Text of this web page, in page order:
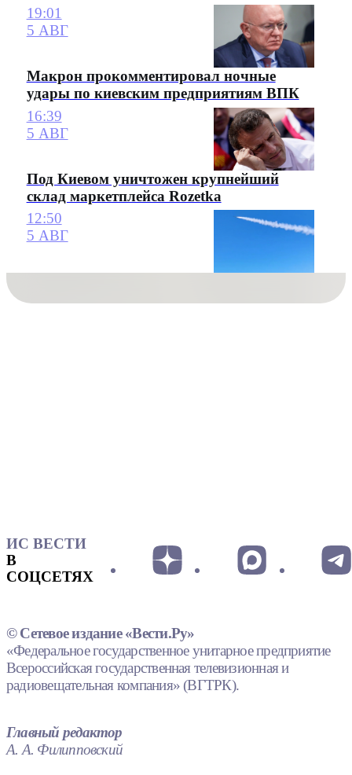
19:01
5 АВГ
Макрон прокомментировал ночные
удары по киевским предприятиям ВПК
16:39
5 АВГ
Под Киевом уничтожен крупнейший
склад маркетплейса Rozetka
12:50
5 АВГ
ИС ВЕСТИ
В
СОЦСЕТЯХ
© Сетевое издание «Вести.Ру»
«Федеральное государственное унитарное предприятие
Всероссийская государственная телевизионная и
радиовещательная компания» (ВГТРК).
Главный редактор
А. А. Филипповский